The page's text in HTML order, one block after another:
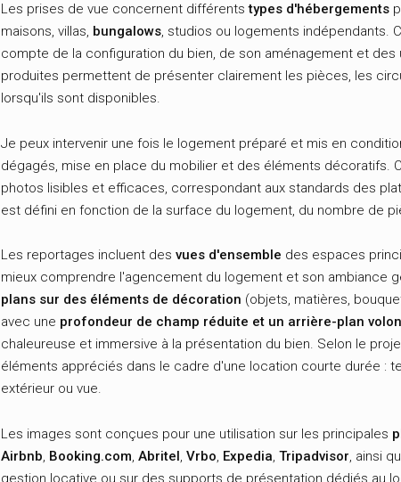
Les prises de vue concernent différentstypes d'hébergements
maisons, villas, bungalows, studios ou logements indépendants.
compte de la configuration du bien, de son aménagement et
produites permettent de présenter clairement les pièces, les
lorsqu'ils sont disponibles.
Je peux intervenir une fois le logement préparé et mis en
dégagés, mise en place du mobilier et des éléments décoratifs.
photos lisibles et efficaces, correspondant aux standards des
est défini en fonction de la surface du logement, du nombre de
Les reportages incluent des vues d'ensemble des espaces
mieux comprendre l'agencement du logement et son ambiance
plans sur des éléments de décoration (objets, matières,
avec une profondeur de champ réduite et un arrière-plan
chaleureuse et immersive à la présentation du bien. Selon le
éléments appréciés dans le cadre d'une location courte durée :
extérieur ou vue.
Les images sont conçues pour une utilisation sur les principales
Airbnb, Booking.com, Abritel, Vrbo, Expedia, Tripadvisor, ainsi
gestion locative ou sur des supports de présentation dédiés au